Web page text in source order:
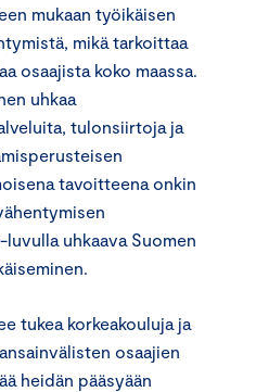
mukaan työikäisen
mikä tarkoittaa
osaajista koko maassa.
uhkaa
tulonsiirtoja ja
tavoitteena onkin
uhkaava Suomen
tukea korkeakouluja ja
osaajien
heidän pääsyään